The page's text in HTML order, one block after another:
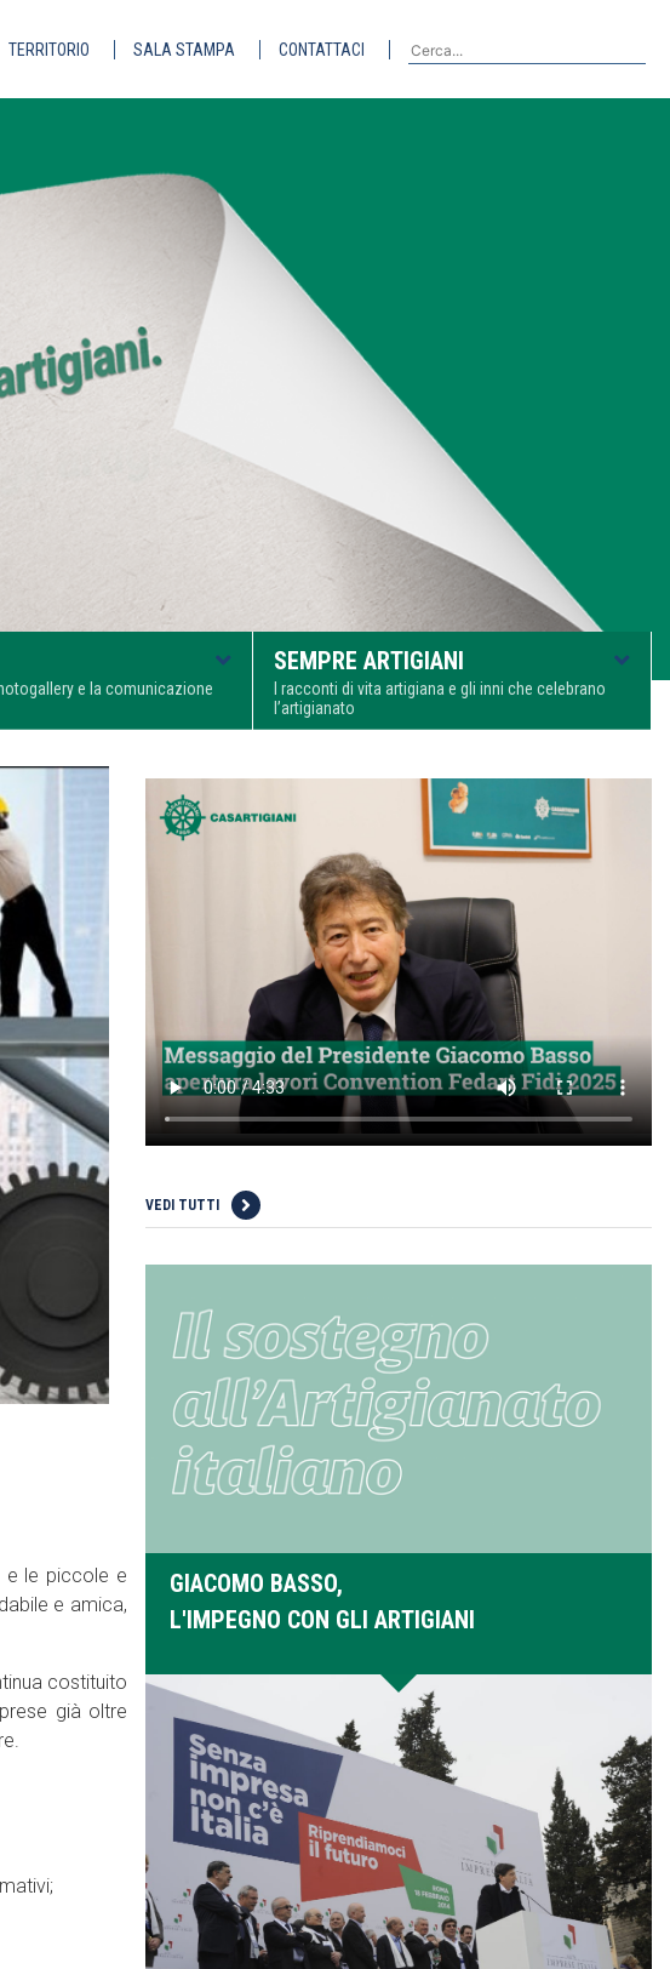
TERRITORIO SALA STAMPA CONTATTACI
e la comunicazione
SEMPRE ARTIGIANI
I racconti di vita artigiana e gli inni che celebrano
l’artigianato
e le piccole e
e amica,
costituito
già oltre
VEDI TUTTI
GIACOMO BASSO,
L'IMPEGNO CON GLI ARTIGIANI